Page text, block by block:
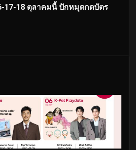
17-18 ตุลาคมนี้ ปักหมุดกดบัตร